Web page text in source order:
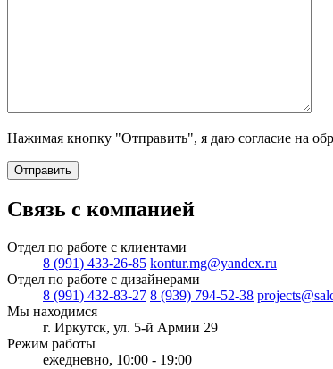
Нажимая кнопку "Отправить", я даю согласие на
Отправить
Связь с компанией
Отдел по работе с клиентами
8 (991) 433-26-85 kontur.mg@yandex.ru
Отдел по работе с дизайнерами
8 (991) 432-83-27 8 (939) 794-52-38
Мы находимся
г. Иркутск, ул. 5-й Армии 29
Режим работы
ежедневно, 10:00 - 19:00